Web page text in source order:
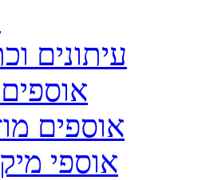
עיתונים
אוספים
אוספי